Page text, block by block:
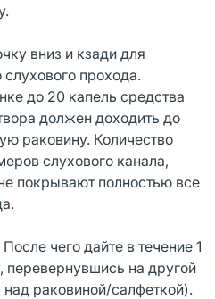
вниз и кзади для
прохода.
до 20 капель средства
должен доходить до
раковину. Количество
слухового канала,
покрывают полностью все
чего дайте в течение 1
перевернувшись на другой
раковиной/салфеткой).